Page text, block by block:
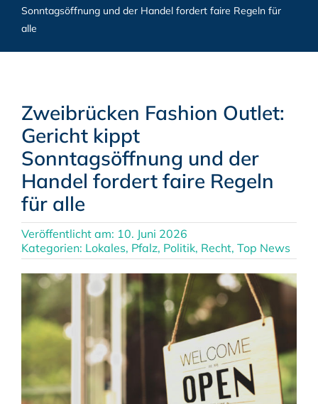
Sonntagsöffnung und der Handel fordert faire Regeln für
alle
Zweibrücken Fashion Outlet:
Gericht kippt
Sonntagsöffnung und der
Handel fordert faire Regeln
für alle
Veröffentlicht am: 10. Juni 2026
Kategorien: Lokales, Pfalz, Politik, Recht, Top News